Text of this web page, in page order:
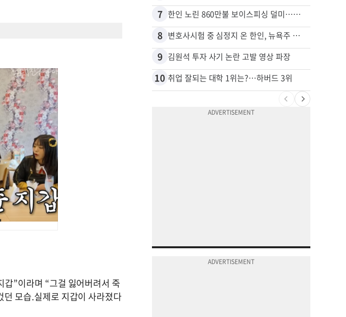
”이라며 “그걸 잃어버려서 죽
모습.실제로 지갑이 사라졌다
7 한인 노린 860만불 보이스피싱 덜미…영사관·한국 검찰 사칭
8 변호사시험 중 심정지 온 한인, 뉴욕주 제소
9 김원석 투자 사기 논란 고발 영상 파장
10 취업 잘되는 대학 1위는?…하버드 3위